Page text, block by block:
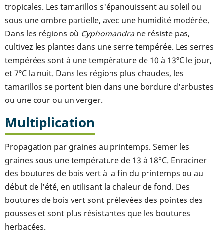
tropicales. Les tamarillos s'épanouissent au soleil ou
sous une ombre partielle, avec une humidité modérée.
Dans les régions où Cyphomandrane résiste pas,
cultivez les plantes dans une serre tempérée. Les serres
tempérées sont à une température de 10 à 13ºC le jour,
et 7ºC la nuit. Dans les régions plus chaudes, les
tamarillos se portent bien dans une bordure d'arbustes
ou une cour ou un verger.
Multiplication
Propagation par graines au printemps. Semer les
graines sous une température de 13 à 18°C. Enraciner
des boutures de bois vert à la fin du printemps ou au
début de l'été, en utilisant la chaleur de fond. Des
boutures de bois vert sont prélevées des pointes des
pousses et sont plus résistantes que les boutures
herbacées.